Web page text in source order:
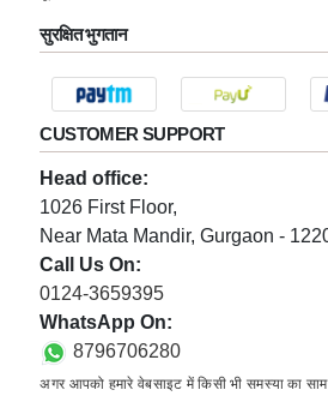
सुरक्षित भुगतान
CUSTOMER SUPPORT
Head office:
1026 First Floor,
Near Mata Mandir, Gurgaon -
Call Us On:
0124-3659395
WhatsApp On:
8796706280
अगर आपको हमारे वेबसाइट में किसी भी समस्या का